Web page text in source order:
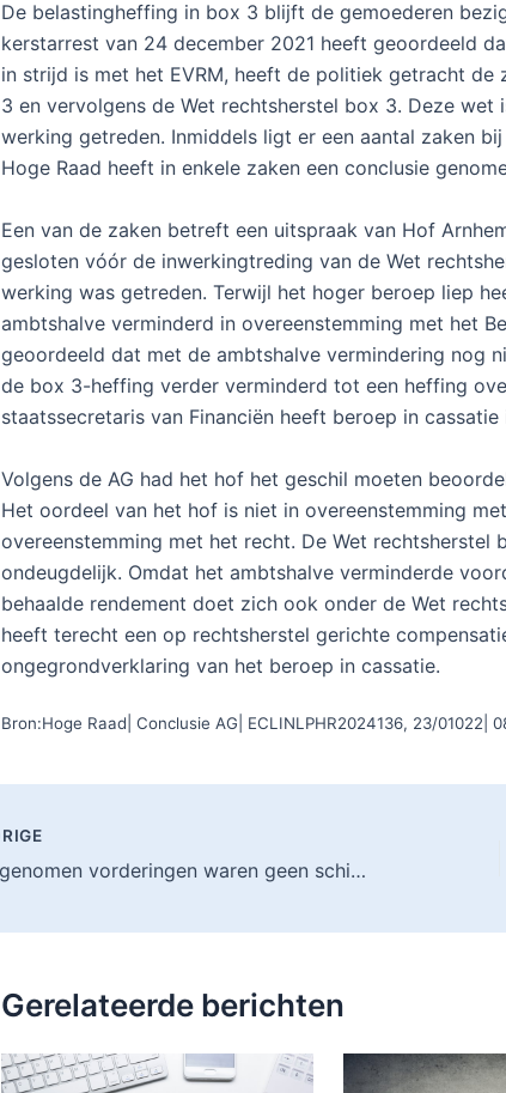
De belastingheffing in box 3 blijft de gemoederen
kerstarrest van 24 december 2021 heeft geoordeeld
in strijd is met het EVRM, heeft de politiek getracht
3 en vervolgens de Wet rechtsherstel box 3. Deze
werking getreden. Inmiddels ligt er een aantal zaken
Hoge Raad heeft in enkele zaken een conclusie
Een van de zaken betreft een uitspraak van Hof
gesloten vóór de inwerkingtreding van de Wet
werking was getreden. Terwijl het hoger beroep liep
ambtshalve verminderd in overeenstemming met het
geoordeeld dat met de ambtshalve vermindering nog
de box 3-heffing verder verminderd tot een heffing
staatssecretaris van Financiën heeft beroep in cassatie
Volgens de AG had het hof het geschil moeten
Het oordeel van het hof is niet in overeenstemming
overeenstemming met het recht. De Wet rechtsherstel
ondeugdelijk. Omdat het ambtshalve verminderde
behaalde rendement doet zich ook onder de Wet
heeft terecht een op rechtsherstel gerichte
ongegrondverklaring van het beroep in cassatie.
Bron:Hoge Raad| Conclusie AG| ECLINLPHR2024136, 23/01022|
Overgenomen vorderingen waren geen schijnleningen
Gerelateerde berichten